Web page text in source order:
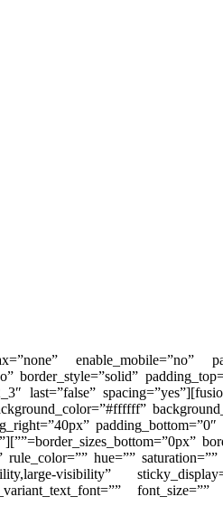
enable_mobile=”no”
border_style=”solid”
type=”2_3″ layout=”2_3″ last=”false” spacing=”yes”
hue=””
visibility”